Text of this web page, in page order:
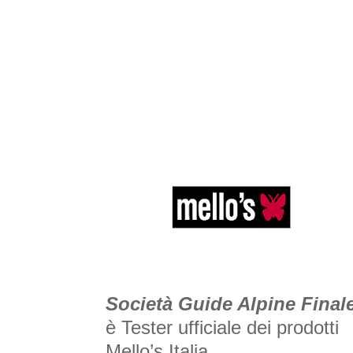
Società Guide Alpine
è Tester ufficiale dei prodotti